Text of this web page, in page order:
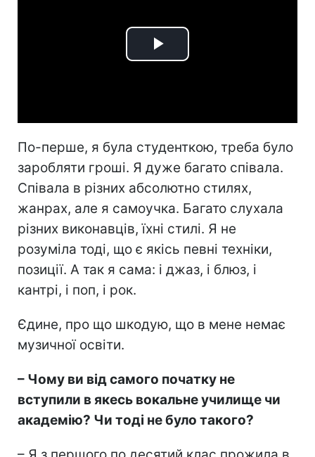
Play
По-перше, я була студенткою, треба було
заробляти гроші. Я дуже багато співала.
Співала в різних абсолютно стилях,
жанрах, але я самоучка. Багато слухала
різних виконавців, їхні стилі. Я не
розуміла тоді, що є якісь певні техніки,
позиції. А так я сама: і джаз, і блюз, і
кантрі, і поп, і рок.
Єдине, про що шкодую, що в мене немає
музичної освіти.
– Чому ви від самого початку не
вступили в якесь вокальне училище чи
академію? Чи тоді не було такого?